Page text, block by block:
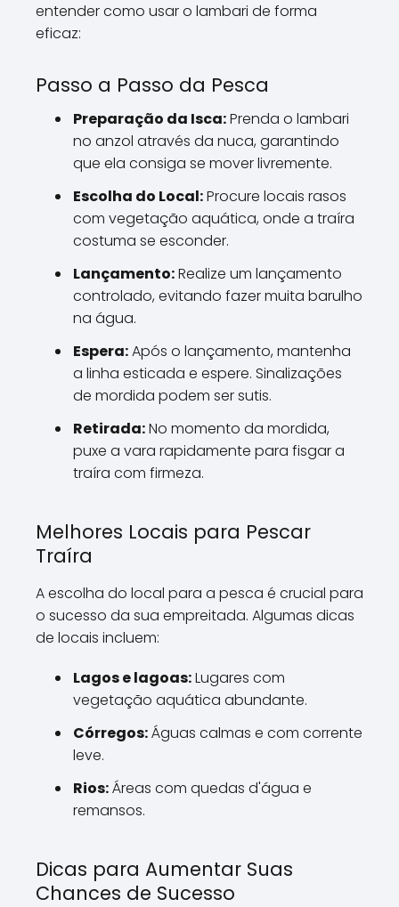
entender como usar o lambari de forma
eficaz:
Passo a Passo da Pesca
Preparação da Isca:Prenda o lambari
no anzol através da nuca, garantindo
que ela consiga se mover livremente.
Escolha do Local:Procure locais rasos
com vegetação aquática, onde a traíra
costuma se esconder.
Lançamento:Realize um lançamento
controlado, evitando fazer muita barulho
na água.
Espera:Após o lançamento, mantenha
a linha esticada e espere. Sinalizações
de mordida podem ser sutis.
Retirada:No momento da mordida,
puxe a vara rapidamente para fisgar a
traíra com firmeza.
Melhores Locais para Pescar
Traíra
A escolha do local para a pesca é crucial para
o sucesso da sua empreitada. Algumas dicas
de locais incluem:
Lagos e lagoas:Lugares com
vegetação aquática abundante.
Córregos:Águas calmas e com corrente
leve.
Rios:Áreas com quedas d'água e
remansos.
Dicas para Aumentar Suas
Chances de Sucesso